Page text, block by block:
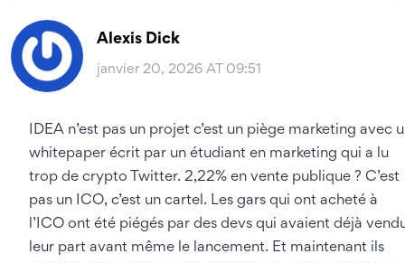
Alexis Dick
janvier 20, 2026 AT 09:51
IDEA n’est pas un projet c’est un piège marketing avec
whitepaper écrit par un étudiant en marketing qui a lu
trop de crypto Twitter. 2,22% en vente publique ? C’est
pas un ICO, c’est un cartel. Les gars qui ont acheté à
l’ICO ont été piégés par des devs qui avaient déjà
leur part avant même le lancement. Et maintenant ils